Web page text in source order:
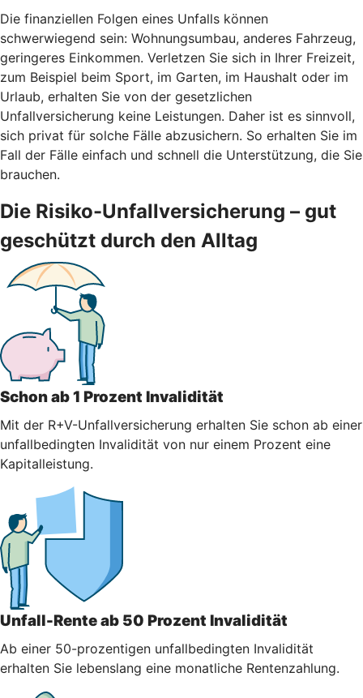
Die finanziellen Folgen eines Unfalls können
schwerwiegend sein: Wohnungsumbau, anderes Fahrzeug,
geringeres Einkommen. Verletzen Sie sich in Ihrer Freizeit,
zum Beispiel beim Sport, im Garten, im Haushalt oder im
Urlaub, erhalten Sie von der gesetzlichen
Unfallversicherung keine Leistungen. Daher ist es sinnvoll,
sich privat für solche Fälle abzusichern. So erhalten Sie im
Fall der Fälle einfach und schnell die Unterstützung, die Sie
brauchen.
Die Risiko-Unfallversicherung – gut
geschützt durch den Alltag
Schon ab 1 Prozent Invalidität
Mit der R+V-Unfallversicherung erhalten Sie schon ab einer
unfallbedingten Invalidität von nur einem Prozent eine
Kapitalleistung.
Unfall-Rente ab 50 Prozent Invalidität
Ab einer 50-prozentigen unfallbedingten Invalidität
erhalten Sie lebenslang eine monatliche Rentenzahlung.